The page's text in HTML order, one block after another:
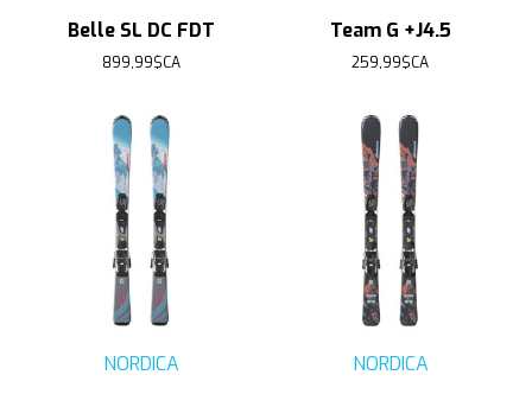
Belle SL DC FDT
899,99$CA
Team G +J4.5
259,99$CA
NORDICA NORDICA